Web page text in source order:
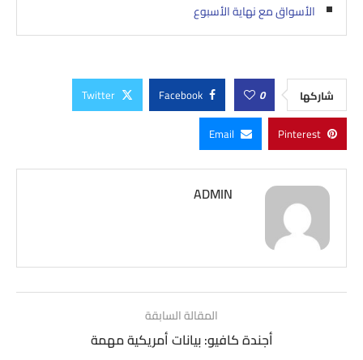
الأسواق مع نهاية الأسبوع
شاركها 0
Facebook
Twitter
Pinterest
Email
ADMIN
المقالة السابقة
أجندة كافيو: بيانات أمريكية مهمة